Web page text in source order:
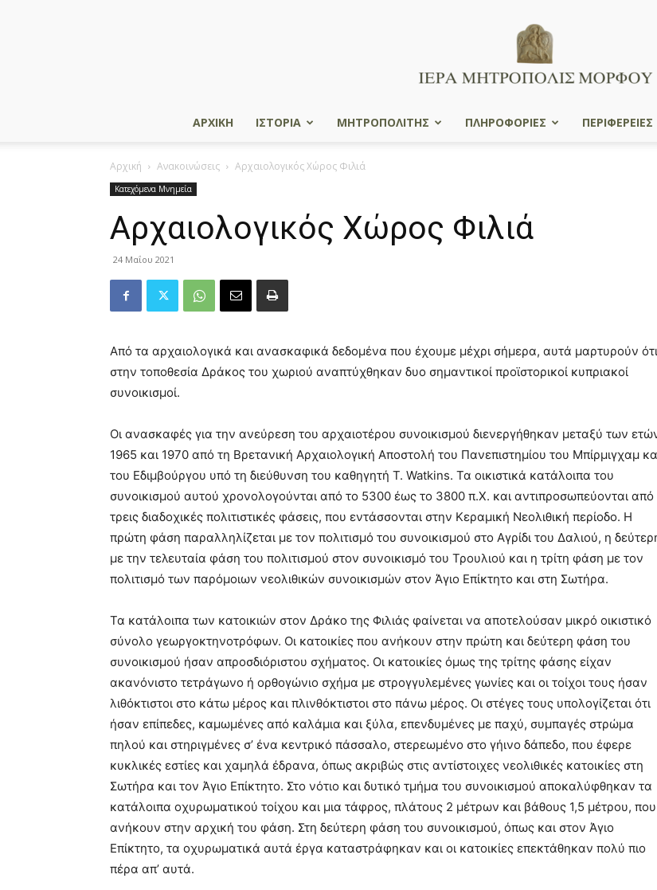
Μόρφου
ΑΡΧΙΚΗ ΙΣΤΟΡΙΑ ΜΗΤΡΟΠΟΛΙΤΗΣ ΠΛΗΡΟΦΟΡΙΕΣ ΠΕΡΙΦΕΡΕΙΕΣ
Αρχική Ανακοινώσεις Αρχαιολογικός Χώρος Φιλιά
Κατεχόμενα Μνημεία
Αρχαιολογικός Χώρος Φιλιά
24 Μαΐου 2021
Από τα αρχαιολογικά και ανασκαφικά δεδομένα που έχουμε μέχρι σήμερα, αυτά μαρτυρούν ότι
στην τοποθεσία Δράκος του χωριού αναπτύχθηκαν δυο σημαντικοί προϊστορικοί κυπριακοί
συνοικισμοί.
Οι ανασκαφές για την ανεύρεση του αρχαιοτέρου συνοικισμού διενεργήθηκαν μεταξύ των
1965 και 1970 από τη Βρετανική Αρχαιολογική Αποστολή του Πανεπιστημίου του Μπίρμιγχαμ
του Εδιμβούργου υπό τη διεύθυνση του καθηγητή T. Watkins. Τα οικιστικά κατάλοιπα του
συνοικισμού αυτού χρονολογούνται από το 5300 έως το 3800 π.Χ. και αντιπροσωπεύονται από
τρεις διαδοχικές πολιτιστικές φάσεις, που εντάσσονται στην Κεραμική Νεολιθική περίοδο. Η
πρώτη φάση παραλληλίζεται με τον πολιτισμό του συνοικισμού στο Αγρίδι του Δαλιού, η
με την τελευταία φάση του πολιτισμού στον συνοικισμό του Τρουλιού και η τρίτη φάση με τον
πολιτισμό των παρόμοιων νεολιθικών συνοικισμών στον Άγιο Επίκτητο και στη Σωτήρα.
Τα κατάλοιπα των κατοικιών στον Δράκο της Φιλιάς φαίνεται να αποτελούσαν μικρό οικιστικό
σύνολο γεωργοκτηνοτρόφων. Οι κατοικίες που ανήκουν στην πρώτη και δεύτερη φάση του
συνοικισμού ήσαν απροσδιόριστου σχήματος. Οι κατοικίες όμως της τρίτης φάσης είχαν
ακανόνιστο τετράγωνο ή ορθογώνιο σχήμα με στρογγυλεμένες γωνίες και οι τοίχοι τους ήσαν
λιθόκτιστοι στο κάτω μέρος και πλινθόκτιστοι στο πάνω μέρος. Οι στέγες τους υπολογίζεται ότι
ήσαν επίπεδες, καμωμένες από καλάμια και ξύλα, επενδυμένες με παχύ, συμπαγές στρώμα
πηλού και στηριγμένες σ’ ένα κεντρικό πάσσαλο, στερεωμένο στο γήινο δάπεδο, που έφερε
κυκλικές εστίες και χαμηλά έδρανα, όπως ακριβώς στις αντίστοιχες νεολιθικές κατοικίες στη
Σωτήρα και τον Άγιο Επίκτητο. Στο νότιο και δυτικό τμήμα του συνοικισμού αποκαλύφθηκαν τα
κατάλοιπα οχυρωματικού τοίχου και μια τάφρος, πλάτους 2 μέτρων και βάθους 1,5 μέτρου, που
ανήκουν στην αρχική του φάση. Στη δεύτερη φάση του συνοικισμού, όπως και στον Άγιο
Επίκτητο, τα οχυρωματικά αυτά έργα καταστράφηκαν και οι κατοικίες επεκτάθηκαν πολύ πιο
πέρα απ’ αυτά.